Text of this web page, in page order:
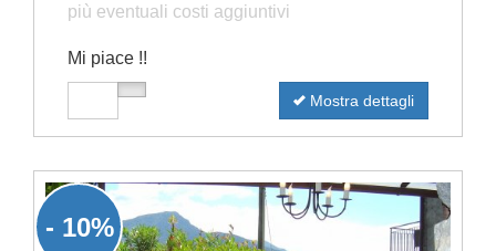
più eventuali costi aggiuntivi
Mi piace !!
Mostra dettagli
- 10%